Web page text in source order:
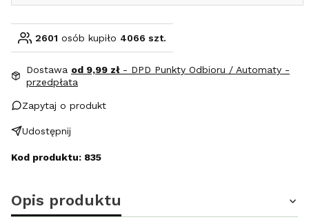
2601 osób kupiło 4066 szt.
Dostawa od 9,99 zł - DPD Punkty Odbioru / Automaty -
przedpłata
Zapytaj o produkt
Udostępnij
Kod produktu: 835
Opis produktu